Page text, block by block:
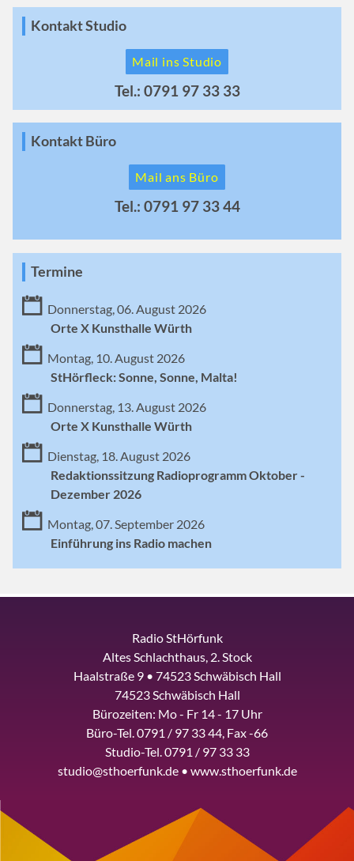
Kontakt Studio
Mail ins Studio
Tel.: 0791 97 33 33
Kontakt Büro
Mail ans Büro
Tel.: 0791 97 33 44
Termine
Donnerstag, 06. August 2026
Orte X Kunsthalle Würth
Montag, 10. August 2026
StHörfleck: Sonne, Sonne, Malta!
Donnerstag, 13. August 2026
Orte X Kunsthalle Würth
Dienstag, 18. August 2026
Redaktionssitzung Radioprogramm Oktober -
Dezember 2026
Montag, 07. September 2026
Einführung ins Radio machen
Radio StHörfunk
Altes Schlachthaus, 2. Stock
Haalstraße 9 • 74523 Schwäbisch Hall
74523 Schwäbisch Hall
Bürozeiten: Mo - Fr 14 - 17 Uhr
Büro-Tel. 0791 / 97 33 44, Fax -66
Studio-Tel. 0791 / 97 33 33
studio@sthoerfunk.de • www.sthoerfunk.de